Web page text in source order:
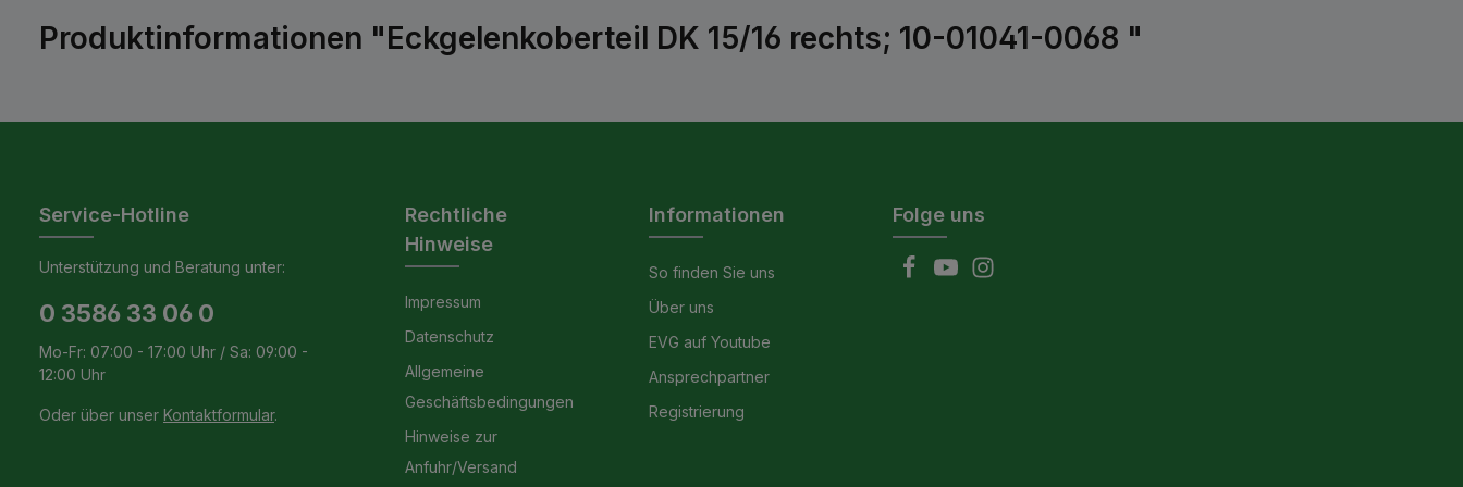
Produktinformationen "Eckgelenkoberteil DK 15/16 rechts; 10-01041-0068 "
Service-Hotline
Unterstützung und Beratung unter:
0 3586 33 06 0
Mo-Fr: 07:00 - 17:00 Uhr / Sa: 09:00 -
12:00 Uhr
Oder über unser Kontaktformular.
Rechtliche
Hinweise
Impressum
Datenschutz
Allgemeine
Geschäftsbedingungen
Hinweise zur
Anfuhr/Versand
Informationen
So finden Sie uns
Über uns
EVG auf Youtube
Ansprechpartner
Registrierung
Folge uns